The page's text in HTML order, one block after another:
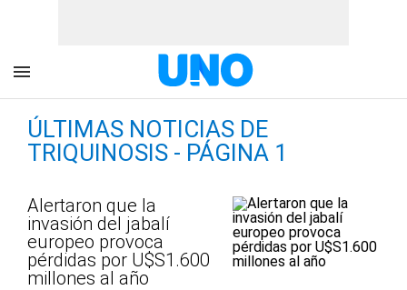
ÚLTIMAS NOTICIAS DE
TRIQUINOSIS - PÁGINA 1
Alertaron que la
invasión del jabalí
europeo provoca
pérdidas por U$S1.600
millones al año